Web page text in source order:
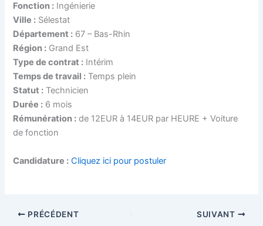
Fonction : Ingénierie
Ville : Sélestat
Département : 67 – Bas-Rhin
Région : Grand Est
Type de contrat : Intérim
Temps de travail : Temps plein
Statut : Technicien
Durée : 6 mois
Rémunération : de 12EUR à 14EUR par HEURE + Voiture
de fonction
Candidature : Cliquez ici pour postuler
PRÉCÉDENT SUIVANT